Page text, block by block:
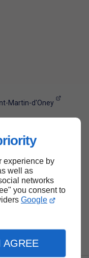
experience by
well as
networks
you consent to
Google
AGREE
Martin-d'Oney